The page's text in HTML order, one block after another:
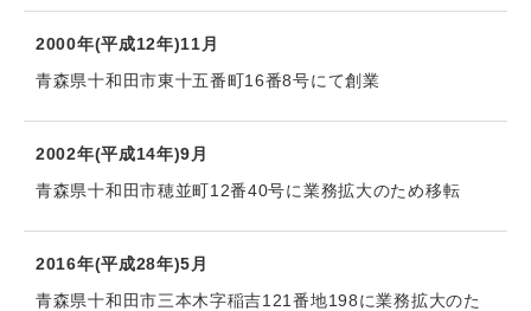
2000年(平成12年)11月
青森県十和田市東十五番町16番8号にて創業
2002年(平成14年)9月
青森県十和田市穂並町12番40号に業務拡大のため移転
2016年(平成28年)5月
青森県十和田市三本木字稲吉121番地198に業務拡大のた